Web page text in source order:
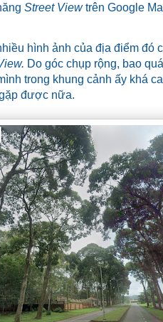
Street View trên Google
hình ảnh của địa điểm đó
Do góc chụp rộng, bao
trong khung cảnh ấy khá
được nữa.